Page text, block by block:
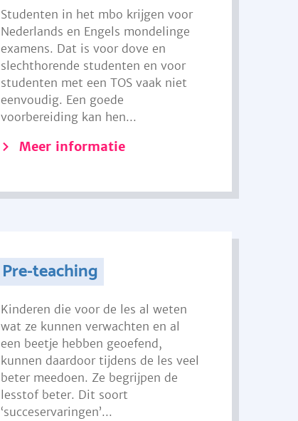
Studenten in het mbo krijgen voor
Nederlands en Engels mondelinge
examens. Dat is voor dove en
slechthorende studenten en voor
studenten met een TOS vaak niet
eenvoudig. Een goede
voorbereiding kan hen...
Meer informatie
Pre-teaching
Kinderen die voor de les al weten
wat ze kunnen verwachten en al
een beetje hebben geoefend,
kunnen daardoor tijdens de les veel
beter meedoen. Ze begrijpen de
lesstof beter. Dit soort
‘succeservaringen’...